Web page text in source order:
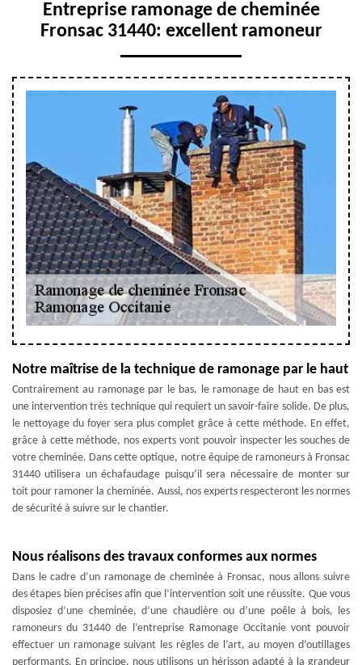
Entreprise ramonage de cheminée
Fronsac 31440: excellent ramoneur
Notre maîtrise de la technique de ramonage par le haut
Contrairement au ramonage par le bas, le ramonage de haut en bas est
une intervention très technique qui requiert un savoir-faire solide. De plus,
le nettoyage du foyer sera plus complet grâce à cette méthode. En effet,
grâce à cette méthode, nos experts vont pouvoir inspecter les souches de
votre cheminée. Dans cette optique, notre équipe de ramoneurs à Fronsac
31440 utilisera un échafaudage puisqu’il sera nécessaire de monter sur
toit pour ramoner la cheminée. Aussi, nos experts respecteront les normes
de sécurité à suivre sur le chantier.
Nous réalisons des travaux conformes aux normes
Dans le cadre d’un ramonage de cheminée à Fronsac, nous allons suivre
des étapes bien précises afin que l’intervention soit une réussite. Que vous
disposiez d’une cheminée, d’une chaudière ou d’une poêle à bois, les
ramoneurs du 31440 de l’entreprise Ramonage Occitanie vont pouvoir
effectuer un ramonage suivant les règles de l’art, au moyen d’outillages
performants. En principe, nous utilisons un hérisson adapté à la grandeur